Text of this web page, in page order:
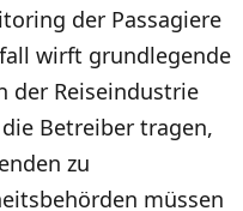
der Passagiere
wirft grundlegende
der Reiseindustrie
Betreiber tragen,
zu
müssen